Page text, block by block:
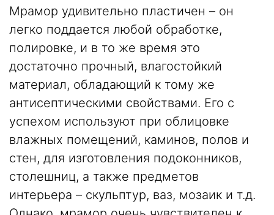
Мрамор удивительно пластичен – он
легко поддается любой обработке,
полировке, и в то же время это
достаточно прочный, влагостойкий
материал, обладающий к тому же
антисептическими свойствами. Его с
успехом используют при облицовке
влажных помещений, каминов, полов и
стен, для изготовления подоконников,
столешниц, а также предметов
интерьера – скульптур, ваз, мозаик и т.д.